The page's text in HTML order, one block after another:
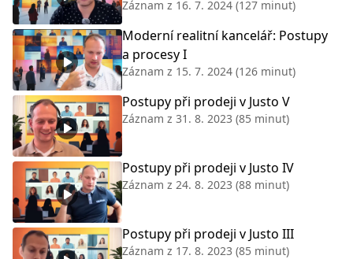
Záznam z 16. 7. 2024 (127 minut)
Moderní realitní kancelář: Postupy
a procesy I
Záznam z 15. 7. 2024 (126 minut)
Postupy při prodeji v Justo V
Záznam z 31. 8. 2023 (85 minut)
Postupy při prodeji v Justo IV
Záznam z 24. 8. 2023 (88 minut)
Postupy při prodeji v Justo III
Záznam z 17. 8. 2023 (85 minut)